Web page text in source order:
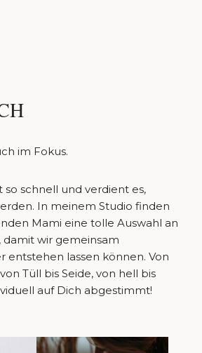
im Fokus.
so schnell und verdient es,
In meinem Studio finden
Mami eine tolle Auswahl an
damit wir gemeinsam
entstehen lassen können. Von
Tüll bis Seide, von hell bis
auf Dich abgestimmt!